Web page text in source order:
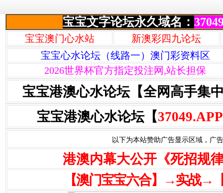
宝宝文字论坛永久域名：
宝宝澳门心水站
新澳彩四九论坛
宝宝心水论坛（线路一）澳门彩资料区
2026世界杯官方指定投注网,站长担保
宝宝港澳心水论坛【全网高手集
宝宝港澳心水论坛【37049.APP
以下为本站赞助广告显示区域，广
港澳内幕大公开《死招规
【澳门宝宝六合】→实战→